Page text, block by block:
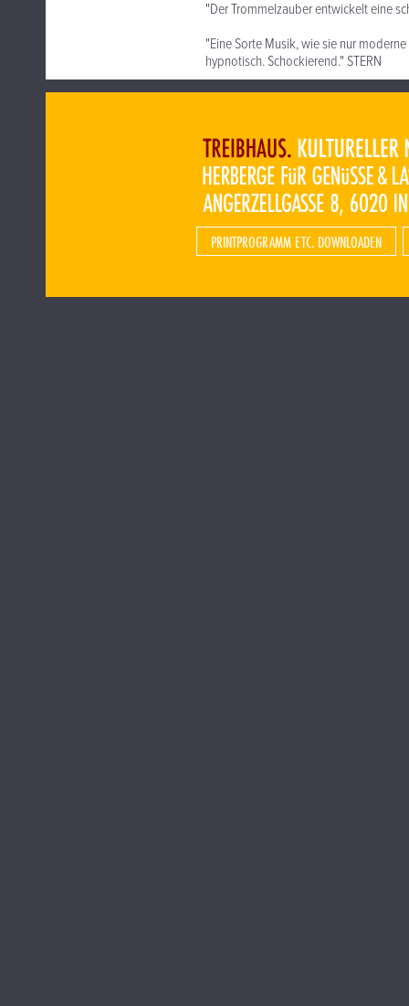
"Der Trommelzauber entwickelt eine
"Eine Sorte Musik, wie sie nur
hypnotisch. Schockierend." STERN
PRINTPROGRAMM ETC. DOWNLOADEN